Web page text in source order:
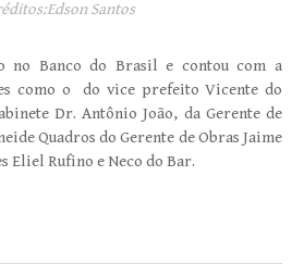
Santos
no Banco do Brasil e contou com a
como o do vice prefeito Vicente do
Dr. Antônio João, da Gerente de
Quadros do Gerente de Obras Jaime
Eliel Rufino e Neco do Bar.